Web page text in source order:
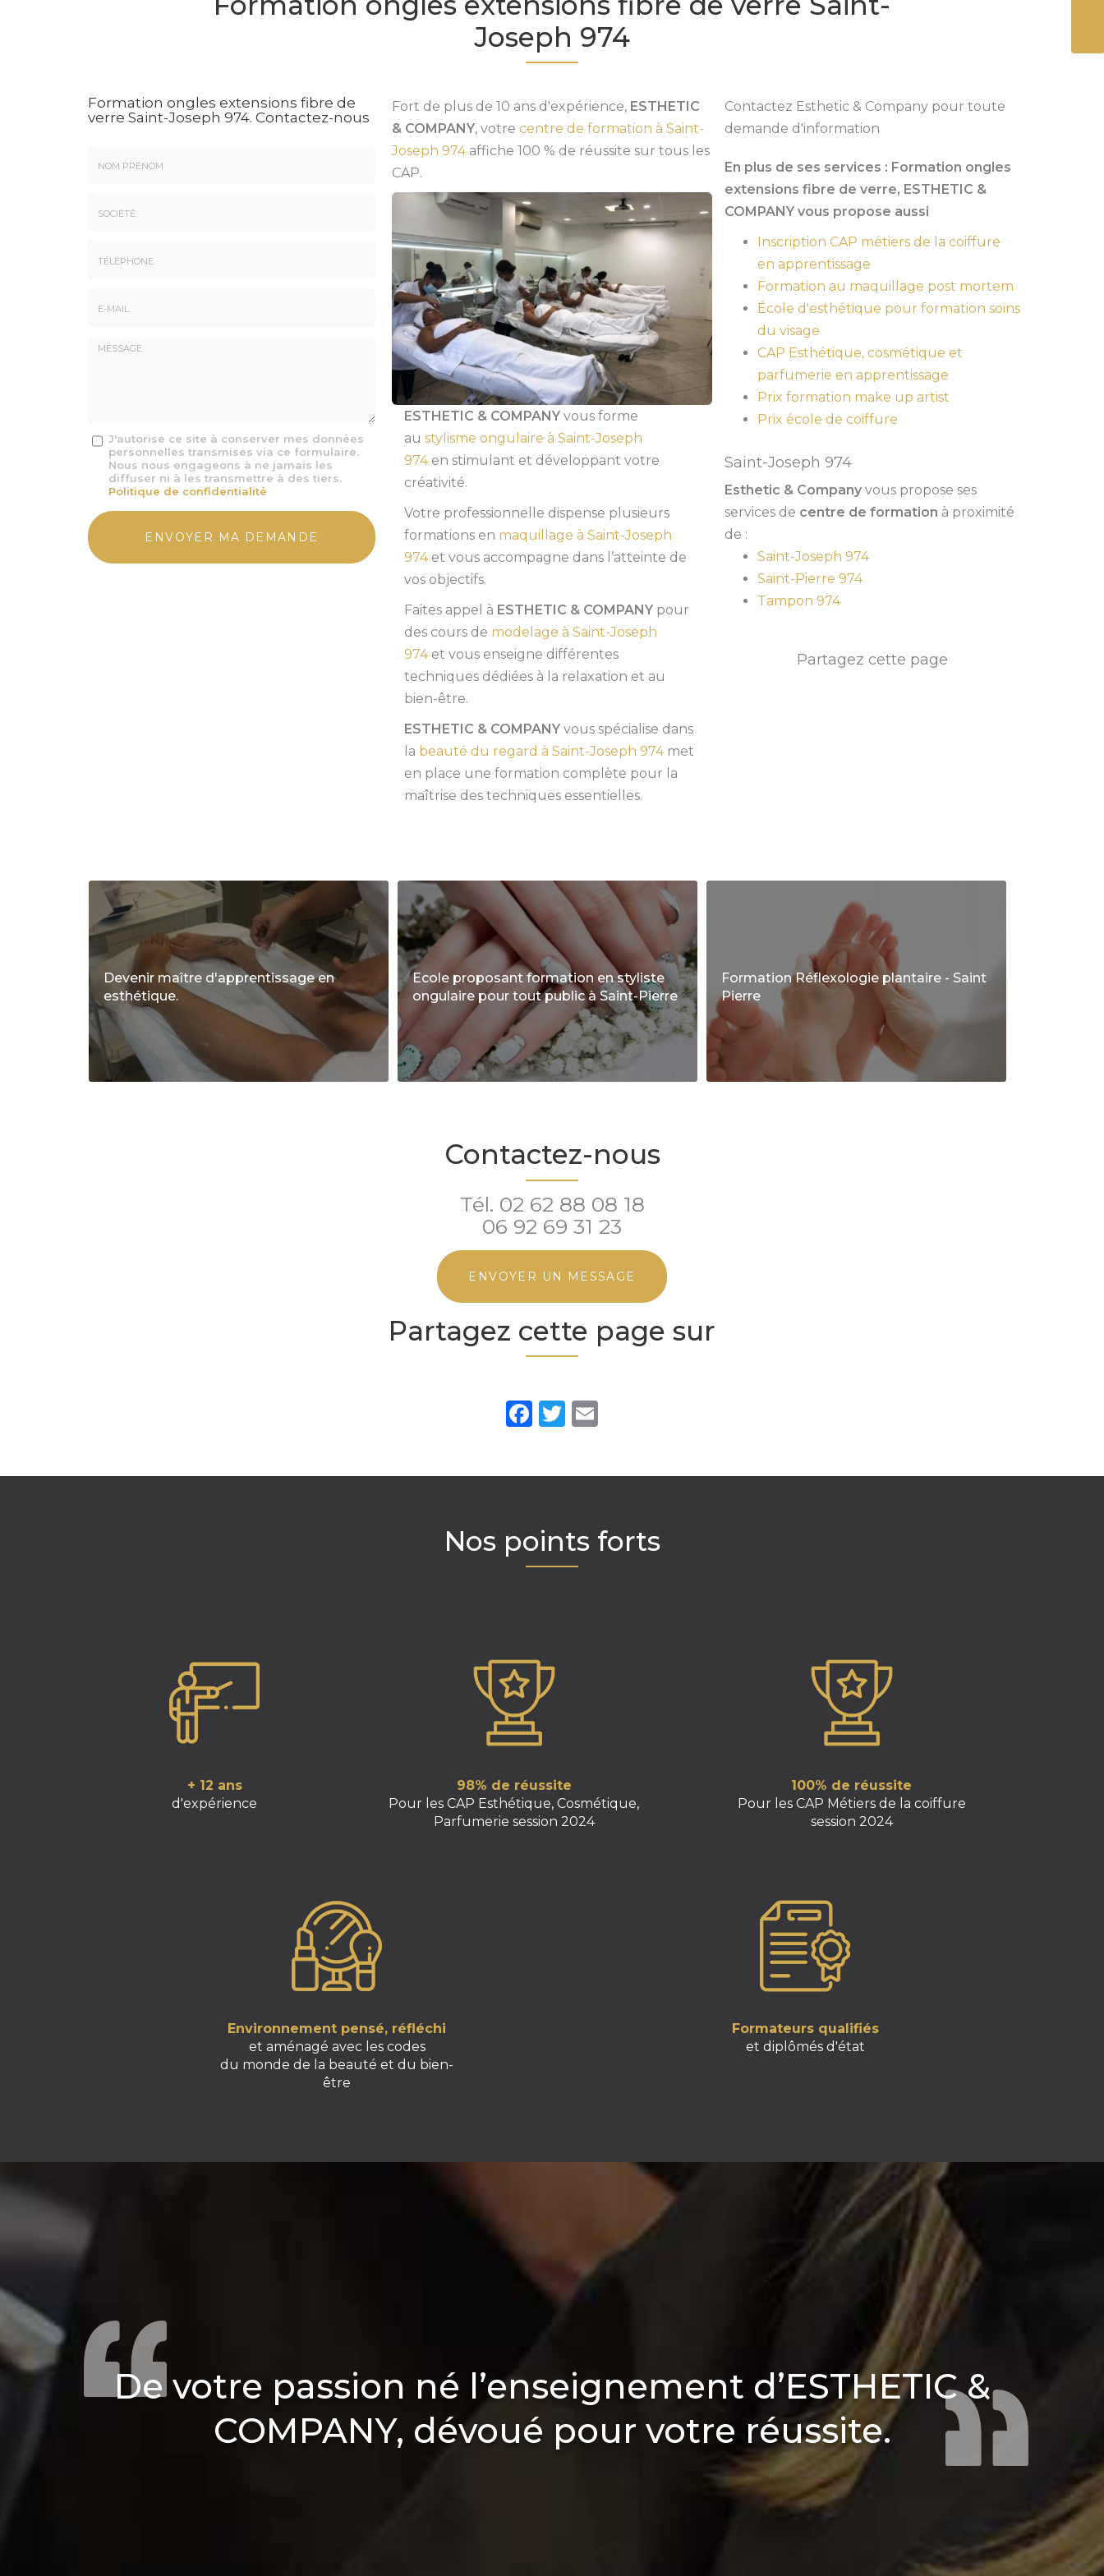
Joseph 974
Formation ongles extensions fibre de
verre Saint-Joseph 974. Contactez-nous
Message
J'autorise ce site à conserver mes données
personnelles transmises via ce formulaire.
Nous nous engageons à ne jamais les
diffuser ni à les transmettre à des tiers.
Politique de confidentialité
Acceptation
RGPD
ENVOYER MA DEMANDE
Fort de plus de 10 ans d'expérience, ESTHETIC
& COMPANY, votre centre de formation à Saint-
Joseph 974affiche 100 % de réussite sur tous les
CAP.
ESTHETIC & COMPANY vous forme
au stylisme ongulaire à Saint-Joseph
974en stimulant et développant votre
créativité.
Votre professionnelle dispense plusieurs
formations en maquillage à Saint-Joseph
974et vous accompagne dans l’atteinte de
vos objectifs.
Faites appel à ESTHETIC & COMPANY pour
des cours de modelage à Saint-Joseph
974et vous enseigne différentes
techniques dédiées à la relaxation et au
bien-être.
ESTHETIC & COMPANY vous spécialise dans
la beauté du regard à Saint-Joseph 974met
en place une formation complète pour la
maîtrise des techniques essentielles.
Contactez Esthetic & Company pour toute
demande d'information
En plus de ses services : Formation ongles
extensions fibre de verre, ESTHETIC &
COMPANY vous propose aussi
Inscription CAP métiers de la coiffure
en apprentissage
Formation au maquillage post mortem
École d'esthétique pour formation soins
du visage
CAP Esthétique, cosmétique et
parfumerie en apprentissage
Prix formation make up artist
Prix école de coiffure
Saint-Joseph 974
Esthetic & Company vous propose ses
services de centre de formation à proximité
de :
Saint-Joseph 974
Saint-Pierre 974
Tampon 974
Devenir maître d'apprentissage en
esthétique.
Ecole proposant formation en styliste
ongulaire pour tout public à Saint-Pierre
Formation Réflexologie plantaire - Saint
Pierre
Contactez-nous
Tél. 02 62 88 08 18
06 92 69 31 23
ENVOYER UN MESSAGE
Partagez cette page sur
Facebook
Twitter
Nos points forts
+ 12 ans
d'expérience
98% de réussite
Pour les CAP Esthétique, Cosmétique,
Parfumerie session 2024
100% de réussite
Pour les CAP Métiers de la coiffure
session 2024
Environnement pensé, réfléchi
et aménagé avec les codes
du monde de la beauté et du bien-
être
Formateurs qualifiés
et diplômés d'état
De votre passion né l’enseignement d’ESTHETIC &
COMPANY, dévoué pour votre réussite.